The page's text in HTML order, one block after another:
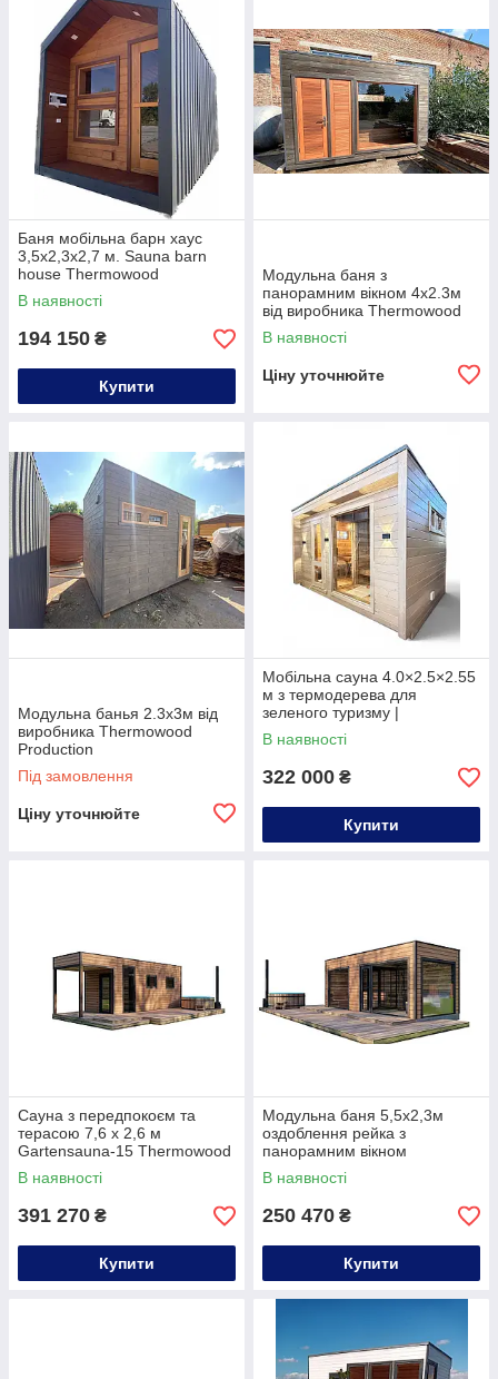
Баня мобільна барн хаус
3,5х2,3х2,7 м. Sauna barn
house Thermowood
Production Ukraine
В наявності
194 150 ₴
Купити
Модульна баня з
панорамним вікном 4х2.3м
від виробника Thermowood
Production
В наявності
Ціну уточнюйте
Модульна банья 2.3х3м від
виробника Thermowood
Production
Під замовлення
Ціну уточнюйте
Мобільна сауна 4.0×2.5×2.55
м з термодерева для
зеленого туризму |
Thermowood Production
В наявності
322 000 ₴
Купити
Сауна з передпокоєм та
терасою 7,6 x 2,6 м
Gartensauna-15 Thermowood
Production під ключ від
виробника
В наявності
391 270 ₴
Купити
Модульна баня 5,5х2,3м
оздоблення рейка з
панорамним вікном
Gartensauna-22 від
Thermowood Production під
В наявності
250 470 ₴
Купити